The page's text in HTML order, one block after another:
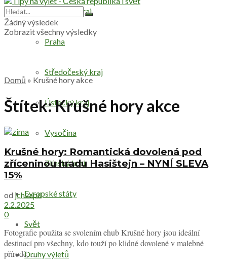
Plzeňský kraj
Praha
Středočeský kraj
Ústecký kraj
Vysočina
Zlínský kraj
Evropské státy
Svět
Druhy výletů
Žádný výsledek
Zobrazit všechny výsledky
Domů » Krušné hory akce
Štítek:Krušné hory akce
Krušné hory: Romantická dovolená pod
zříceninou hradu Hasištejn – NYNÍ SLEVA
15%
od jchvapil
2.2.2025
0
Fotografie použita se svolením ehub Krušné hory jsou ideální
destinací pro všechny, kdo touží po klidné dovolené v malebné
přírodě, ...